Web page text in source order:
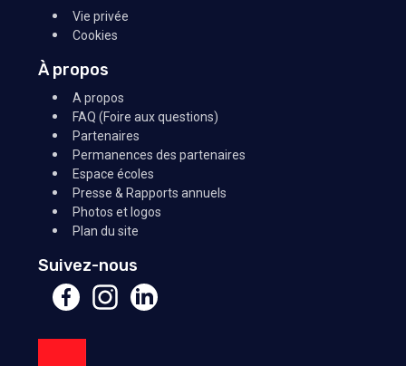
Vie privée
Cookies
À propos
A propos
FAQ (Foire aux questions)
Partenaires
Permanences des partenaires
Espace écoles
Presse & Rapports annuels
Photos et logos
Plan du site
Suivez-nous